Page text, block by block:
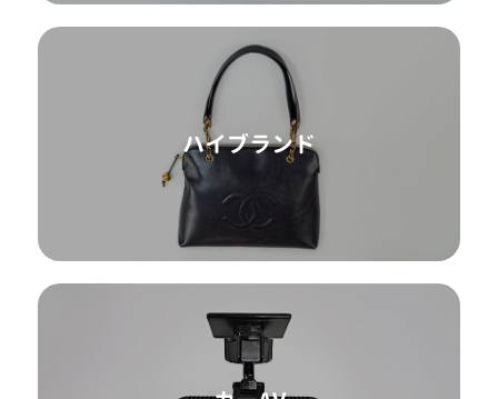
ハイブランド